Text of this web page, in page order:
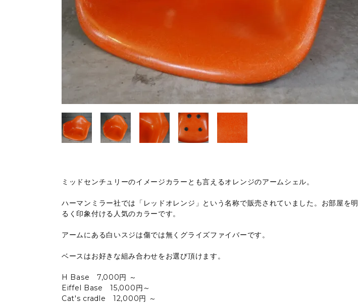
ミッドセンチュリーのイメージカラーとも言えるオレンジのアームシェル。
ハーマンミラー社では「レッドオレンジ」という名称で販売されていました。お部屋を明
るく印象付ける人気のカラーです。
アームにある白いスジは傷では無くグライズファイバーです。
ベースはお好きな組み合わせをお選び頂けます。
H Base 7,000円 ～
Eiffel Base 15,000円～
Cat's cradle 12,000円 ～